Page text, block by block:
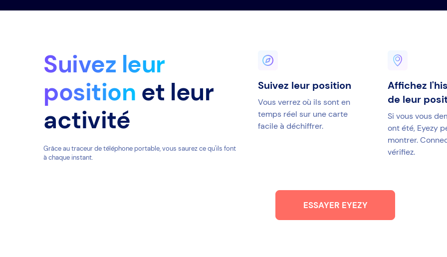
Suivez leur
position et leur
activité
Grâce au traceur de téléphone portable, vous saurez ce qu'ils font
à chaque instant.
Suivez leur position
Vous verrez où ils sont en
temps réel sur une carte
facile à déchiffrer.
Affichez
de leur
Si vous vous
ont été, Eyezy
montrer.
vérifiez.
ESSAYER EYEZY